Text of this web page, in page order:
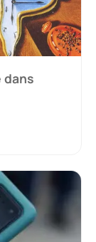
dans